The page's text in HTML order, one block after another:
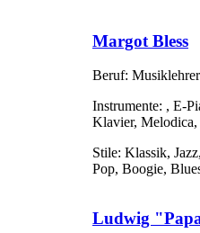
Margot Bless
Beruf:
Instrumente: , E-
Klavier, Melodica,
Stile: Klassik,
Pop, Boogie,
Ludwig